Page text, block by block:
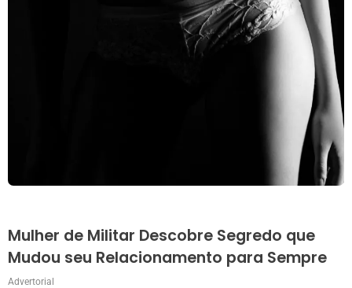
Mulher de Militar Descobre Segredo que
Mudou seu Relacionamento para Sempre
Advertorial